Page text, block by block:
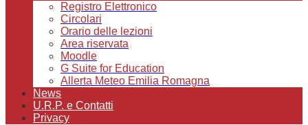
Registro Elettronico
Circolari
Orario delle lezioni
Area riservata
Moodle
G Suite for Education
Allerta Meteo Emilia Romagna
News
U.R.P. e Contatti
Privacy